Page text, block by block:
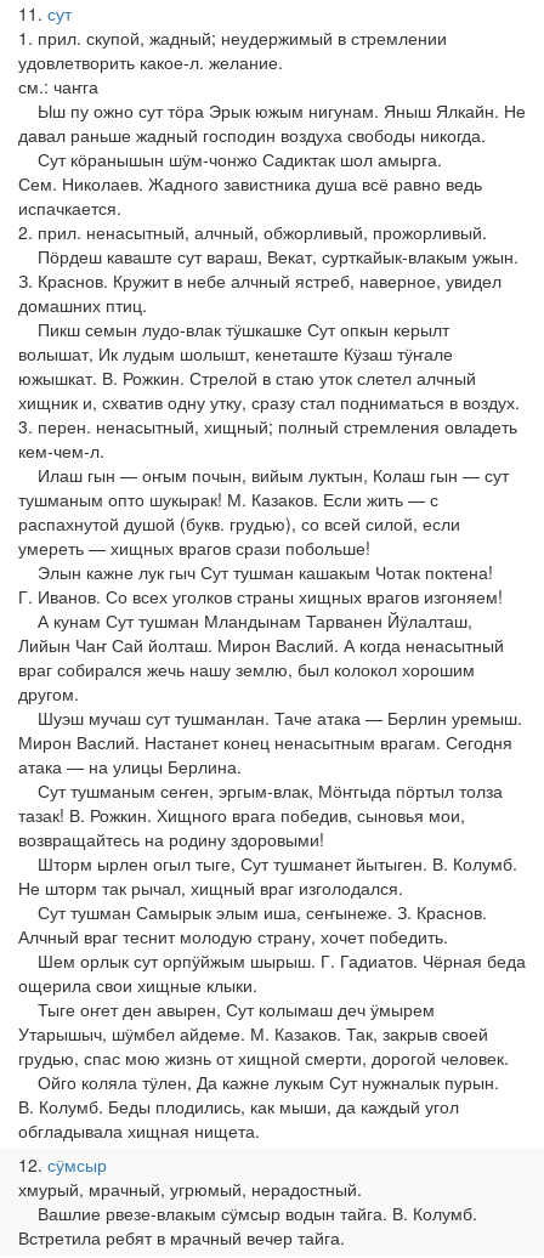
11 сут
1. прил. скупой, жадный; неудержимый в стремлении
удовлетворить какое-л. желание.
см.: чаҥга
Ыш пу ожно сут тӧра Эрык южым нигунам. Яныш Ялкайн. Не
давал раньше жадный господин воздуха свободы никогда.
Сут кӧранышын шӱм-чонжо Садиктак шол амырга.
Сем. Николаев. Жадного завистника душа всё равно ведь
испачкается.
2. прил. ненасытный, алчный, обжорливый, прожорливый.
Пӧрдеш каваште сут вараш, Векат, сурткайык-влакым ужын.
З. Краснов. Кружит в небе алчный ястреб, наверное, увидел
домашних птиц.
Пикш семын лудо-влак тӱшкашке Сут опкын керылт
волышат, Ик лудым шолышт, кенеташте Кӱзаш тӱҥале
южышкат. В. Рожкин. Стрелой в стаю уток слетел алчный
хищник и, схватив одну утку, сразу стал подниматься в воздух.
3. перен. ненасытный, хищный; полный стремления овладеть
кем-чем-л.
Илаш гын — оҥым почын, вийым луктын, Колаш гын — сут
тушманым опто шукырак! М. Казаков. Если жить — с
распахнутой душой (букв. грудью), со всей силой, если
умереть — хищных врагов срази побольше!
Элын кажне лук гыч Сут тушман кашакым Чотак поктена!
Г. Иванов. Со всех уголков страны хищных врагов изгоняем!
А кунам Сут тушман Мландынам Тарванен Йӱлалташ,
Лийын Чаҥ Сай йолташ. Мирон Васлий. А когда ненасытный
враг собирался жечь нашу землю, был колокол хорошим
другом.
Шуэш мучаш сут тушманлан. Таче атака — Берлин уремыш.
Мирон Васлий. Настанет конец ненасытным врагам. Сегодня
атака — на улицы Берлина.
Сут тушманым сеҥен, эргым-влак, Мӧҥгыда пӧртыл толза
тазак! В. Рожкин. Хищного врага победив, сыновья мои,
возвращайтесь на родину здоровыми!
Шторм ырлен огыл тыге, Сут тушманет йытыген. В. Колумб.
Не шторм так рычал, хищный враг изголодался.
Сут тушман Самырык элым иша, сеҥынеже. З. Краснов.
Алчный враг теснит молодую страну, хочет победить.
Шем орлык сут орпӱйжым шырыш. Г. Гадиатов. Чёрная беда
ощерила свои хищные клыки.
Тыге оҥет ден авырен, Сут колымаш деч ӱмырем
Утарышыч, шӱмбел айдеме. М. Казаков. Так, закрыв своей
грудью, спас мою жизнь от хищной смерти, дорогой человек.
Ойго коляла тӱлен, Да кажне лукым Сут нужналык пурын.
В. Колумб. Беды плодились, как мыши, да каждый угол
обгладывала хищная нищета.
12 сӱмсыр
хмурый, мрачный, угрюмый, нерадостный.
Вашлие рвезе-влакым сӱмсыр водын тайга. В. Колумб.
Встретила ребят в мрачный вечер тайга.